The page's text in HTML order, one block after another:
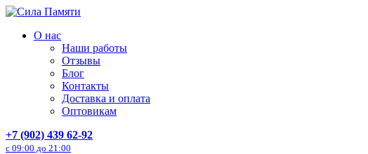
Перейти
содержанию
О нас
Наши работы
Отзывы
Блог
Контакты
Доставка и оплата
Оптовикам
+7 (902) 439 62-92
с 09:00 до 21:00